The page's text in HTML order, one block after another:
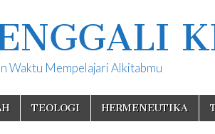
Waktu Mempelajari Alkitabmu
TEOLOGI HERMENEUTIKA